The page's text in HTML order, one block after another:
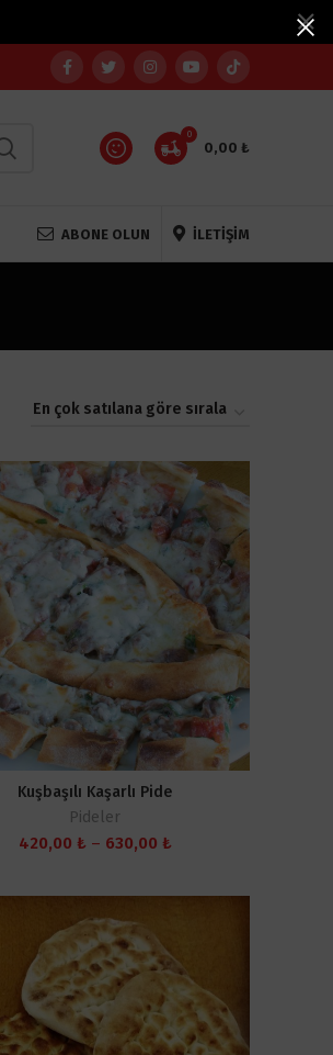
0
0,00 ₺
ABONE OLUN İLETİŞİM
Kuşbaşılı Kaşarlı Pide
Pideler
420,00 ₺ – 630,00 ₺Fiyat